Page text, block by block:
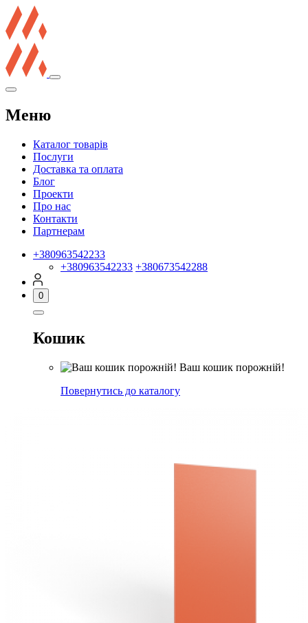
Меню
Каталог товарів
Послуги
Доставка та оплата
Блог
Проекти
Про нас
Контакти
Партнерам
+380963542233
+380963542233 +380673542288
0
Кошик
Ваш кошик порожній!
Повернутись до каталогу